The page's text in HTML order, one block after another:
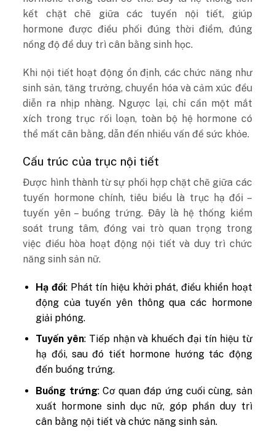
kết chặt chẽ giữa các tuyến nội tiết, giúp
hormone được điều phối đúng thời điểm, đúng
nồng độ để duy trì cân bằng sinh học.
Khi nội tiết hoạt động ổn định, các chức năng như
sinh sản, tăng trưởng, chuyển hóa và cảm xúc đều
diễn ra nhịp nhàng. Ngược lại, chỉ cần một mắt
xích trong trục rối loạn, toàn bộ hệ hormone có
thể mất cân bằng, dẫn đến nhiều vấn đề sức khỏe.
Cấu trúc của trục nội tiết
Được hình thành từ sự phối hợp chặt chẽ giữa các
tuyến hormone chính, tiêu biểu là trục hạ đồi –
tuyến yên – buồng trứng. Đây là hệ thống kiểm
soát trung tâm, đóng vai trò quan trọng trong
việc điều hòa hoạt động nội tiết và duy trì chức
năng sinh sản nữ.
Hạ đồi: Phát tín hiệu khởi phát, điều khiển hoạt
động của tuyến yên thông qua các hormone
giải phóng.
Tuyến yên: Tiếp nhận và khuếch đại tín hiệu từ
hạ đồi, sau đó tiết hormone hướng tác động
đến buồng trứng.
Buồng trứng: Cơ quan đáp ứng cuối cùng, sản
xuất hormone sinh dục nữ, góp phần duy trì
cân bằng nội tiết và chức năng sinh sản.